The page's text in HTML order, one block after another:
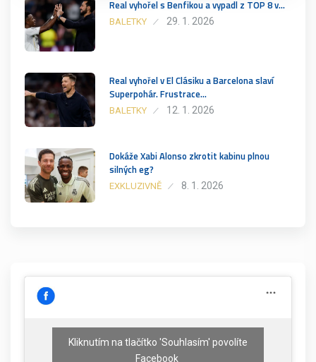
Real vyhořel s Benfikou a vypadl z TOP 8 v…
BALETKY 29. 1. 2026
Real vyhořel v El Clásiku a Barcelona slaví
Superpohár. Frustrace…
BALETKY 12. 1. 2026
Dokáže Xabi Alonso zkrotit kabinu plnou
silných eg?
EXKLUZIVNĚ 8. 1. 2026
Kliknutím na tlačítko 'Souhlasím' povolíte
Facebook